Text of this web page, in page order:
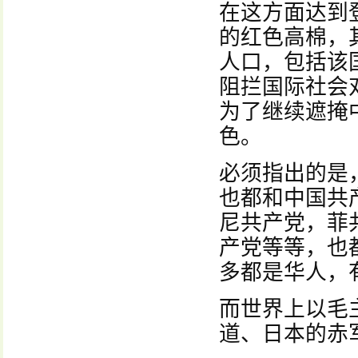
在这方面达到
的红色高棉，
人口，包括该
阻拦国际社
为了继续遮掩
色。
必须指出的是
也都和中国共
尼共产党，菲
产党等等，也
多都是华人，
而世界上以毛
道、日本的赤